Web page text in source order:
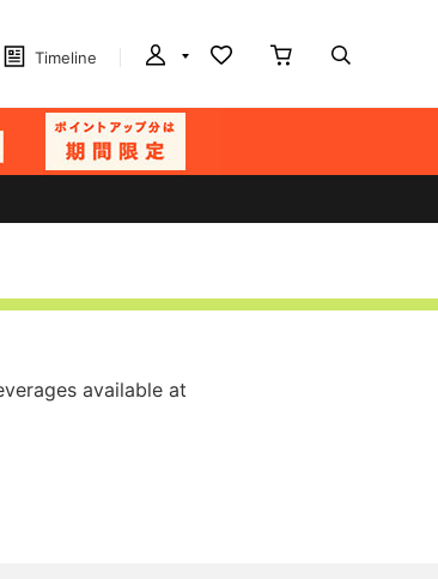
Timeline
available at